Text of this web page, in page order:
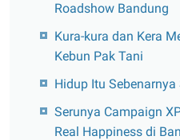
Roadshow Bandung
Kura-kura dan Kera
Kebun Pak Tani
Hidup Itu Sebenarnya
Serunya Campaign
Real Happiness di